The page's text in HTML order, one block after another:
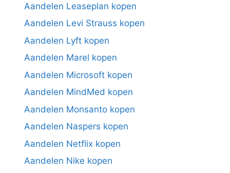
Aandelen Leaseplan kopen
Aandelen Levi Strauss kopen
Aandelen Lyft kopen
Aandelen Marel kopen
Aandelen Microsoft kopen
Aandelen MindMed kopen
Aandelen Monsanto kopen
Aandelen Naspers kopen
Aandelen Netflix kopen
Aandelen Nike kopen